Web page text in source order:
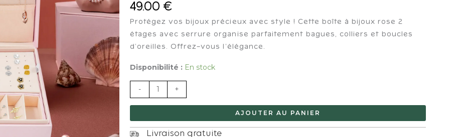
49.00 €
Protégez vos bijoux précieux avec style ! Cette boîte à bijoux rose 2
étages avec serrure organise parfaitement bagues, colliers et boucles
d’oreilles. Offrez-vous l’élégance.
Disponibilité : En stock
-
quantité
de
Boîte
à
2
+
AJOUTER AU PANIER
Livraison gratuite